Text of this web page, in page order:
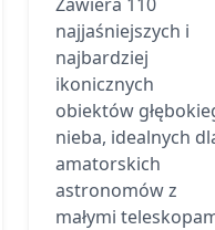
najjaśniejszych i
najbardziej
ikonicznych
obiektów
nieba, idealnych
amatorskich
astronomów z
małymi